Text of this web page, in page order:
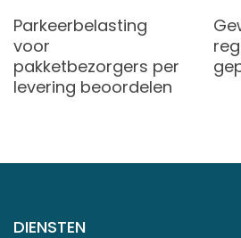
Parkeerbelasting
voor
pakketbezorgers per
levering beoordelen
DIENSTEN